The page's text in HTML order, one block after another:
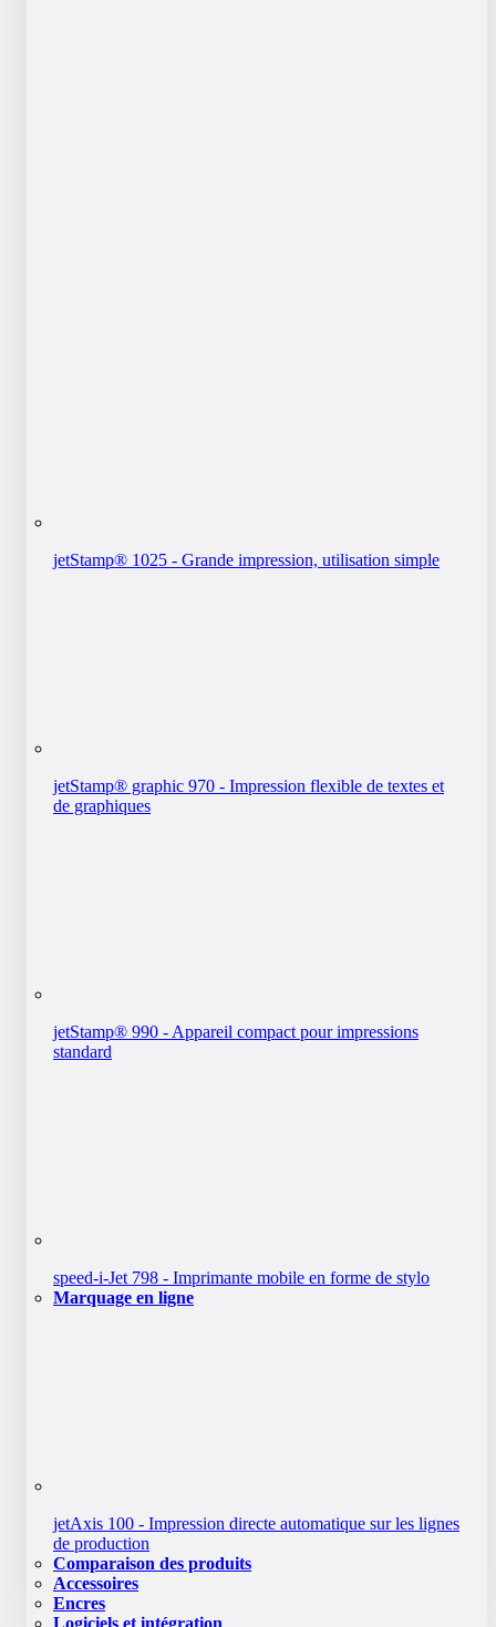
jetStamp® 1025 - Grande impression, utilisation simple
jetStamp® graphic 970 - Impression flexible de textes et
de graphiques
jetStamp® 990 - Appareil compact pour impressions
standard
speed-i-Jet 798 - Imprimante mobile en forme de stylo
Marquage en ligne
jetAxis 100 - Impression directe automatique sur les lignes
de production
Comparaison des produits
Accessoires
Encres
Logiciels et intégration